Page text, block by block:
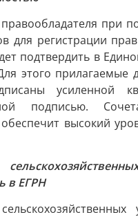
при
для регистрации
подтвердить в
этого прилагаемые
усиленной
подписью.
высокий
в ЕГРН